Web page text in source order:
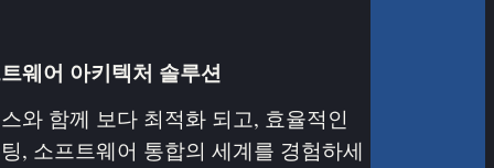
웨어 아키텍처 솔루션
와 함께 보다 최적화 되고, 효율적인
, 소프트웨어 통합의 세계를 경험하세